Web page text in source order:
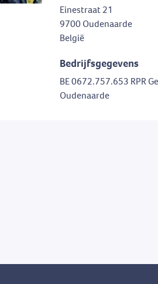
Einestraat 21
9700 Oudenaarde
België
Bedrijfsgegevens
BE 0672.757.653 RPR
Oudenaarde